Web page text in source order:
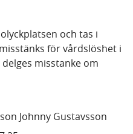
och tas i
för vårdslöshet i
misstanke om
Johnny Gustavsson